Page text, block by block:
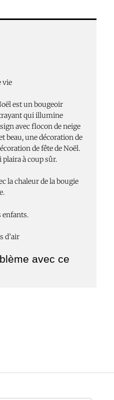
vie
est un bougeoir
qui illumine
avec flocon de neige
beau, une décoration de
de fête de Noël.
plaira à coup sûr.
la chaleur de la bougie
enfants.
d’air
avec ce